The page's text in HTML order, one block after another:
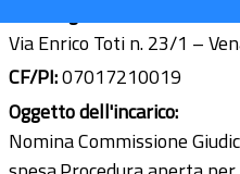
Via Enrico Toti n. 23/1 –
CF/PI:07017210019
Oggetto dell'incarico:
Nomina Commissione